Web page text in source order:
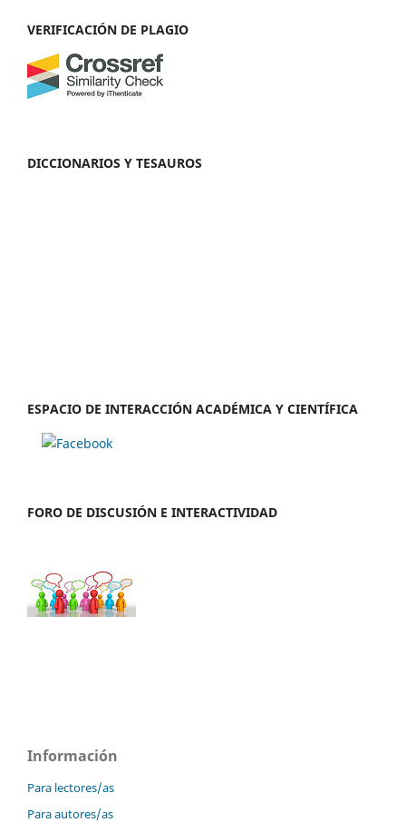
VERIFICACIÓN DE PLAGIO
DICCIONARIOS Y TESAUROS
ESPACIO DE INTERACCIÓN ACADÉMICA Y CIENTÍFICA
FORO DE DISCUSIÓN E INTERACTIVIDAD
Información
Para lectores/as
Para autores/as